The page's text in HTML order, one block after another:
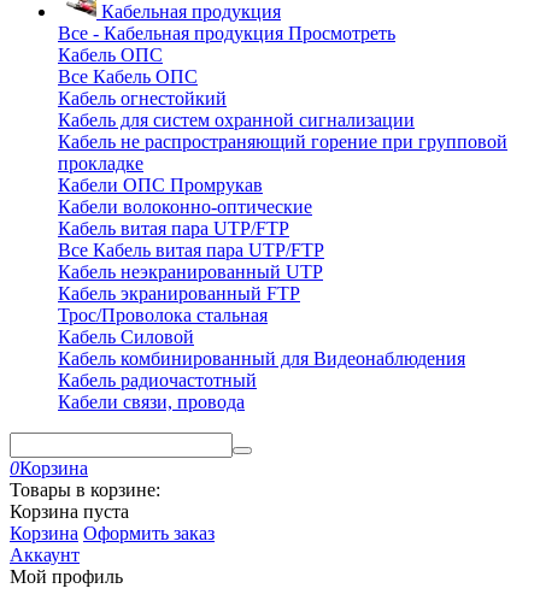
Кабельная продукция
Все - Кабельная продукция Просмотреть
Кабель ОПС
Все Кабель ОПС
Кабель огнестойкий
Кабель для систем охранной сигнализации
Кабель не распространяющий горение при групповой
прокладке
Кабели ОПС Промрукав
Кабели волоконно-оптические
Кабель витая пара UTP/FTP
Все Кабель витая пара UTP/FTP
Кабель неэкранированный UTP
Кабель экранированный FTP
Трос/Проволока стальная
Кабель Силовой
Кабель комбинированный для Видеонаблюдения
Кабель радиочастотный
Кабели связи, провода
0Корзина
Товары в корзине:
Корзина пуста
Корзина Оформить заказ
Аккаунт
Мой профиль